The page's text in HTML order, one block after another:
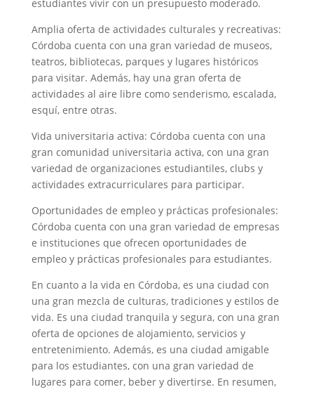
estudiantes vivir con un presupuesto moderado.
Amplia oferta de actividades culturales y recreativas:
Córdoba cuenta con una gran variedad de museos,
teatros, bibliotecas, parques y lugares históricos
para visitar. Además, hay una gran oferta de
actividades al aire libre como senderismo, escalada,
esquí, entre otras.
Vida universitaria activa: Córdoba cuenta con una
gran comunidad universitaria activa, con una gran
variedad de organizaciones estudiantiles, clubs y
actividades extracurriculares para participar.
Oportunidades de empleo y prácticas profesionales:
Córdoba cuenta con una gran variedad de empresas
e instituciones que ofrecen oportunidades de
empleo y prácticas profesionales para estudiantes.
En cuanto a la vida en Córdoba, es una ciudad con
una gran mezcla de culturas, tradiciones y estilos de
vida. Es una ciudad tranquila y segura, con una gran
oferta de opciones de alojamiento, servicios y
entretenimiento. Además, es una ciudad amigable
para los estudiantes, con una gran variedad de
lugares para comer, beber y divertirse. En resumen,